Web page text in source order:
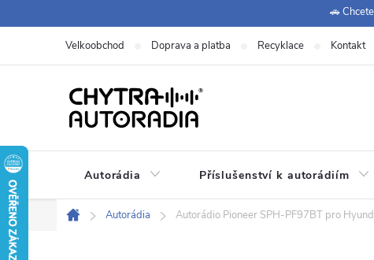
na
🚗
Velkoobchod Doprava a platba Recyklace Kontakt
Autorádia Příslušenství k autorádiím
Domů
Autorádia Autorádio Pioneer SPH-PF97BT pro